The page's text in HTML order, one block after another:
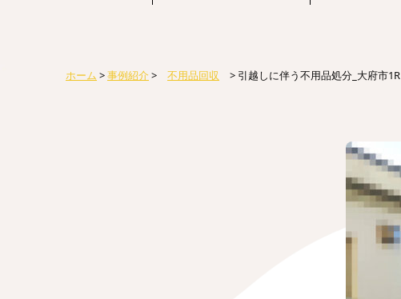
ホーム >事例紹介> 不用品回収 > 引越しに伴う不用品処分_大府市1R